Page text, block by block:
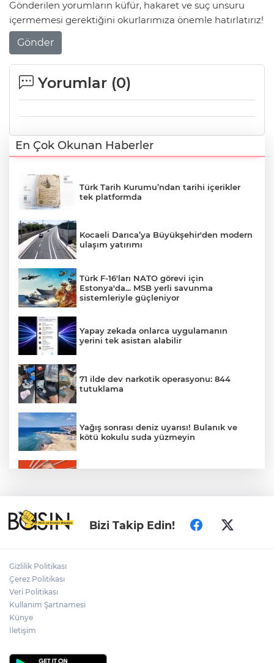
Gönderilen yorumların küfür, hakaret ve suç unsuru
içermemesi gerektiğini okurlarımıza önemle hatırlatırız!
Gönder
Yorumlar (0)
En Çok Okunan Haberler
Türk Tarih Kurumu’ndan tarihi içerikler
tek platformda
Kocaeli Darıca’ya Büyükşehir'den modern
ulaşım yatırımı
Türk F-16'ları NATO görevi için
Estonya'da... MSB yerli savunma
sistemleriyle güçleniyor
Yapay zekada onlarca uygulamanın
yerini tek asistan alabilir
71 ilde dev narkotik operasyonu: 844
tutuklama
Yağış sonrası deniz uyarısı! Bulanık ve
kötü kokulu suda yüzmeyin
Türkiye ile Vietnam arasında 'hava'da
yeni dönem... Sefer kapasitesi artırıldı
Bizi Takip Edin!
Gizlilik Politikası
Çerez Politikası
Veri Politikası
Kullanım Şartnamesi
Künye
İletişim